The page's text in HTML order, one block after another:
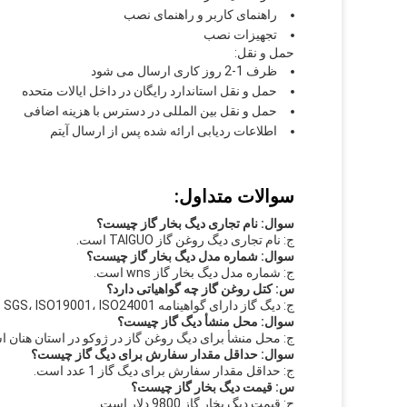
راهنمای کاربر و راهنمای نصب
تجهیزات نصب
حمل و نقل:
ظرف 1-2 روز کاری ارسال می شود
حمل و نقل استاندارد رایگان در داخل ایالات متحده
حمل و نقل بین المللی در دسترس با هزینه اضافی
اطلاعات ردیابی ارائه شده پس از ارسال آیتم
سوالات متداول:
سوال: نام تجاری دیگ بخار گاز چیست؟
ج: نام تجاری دیگ روغن گاز TAIGUO است.
سوال: شماره مدل دیگ بخار گاز چیست؟
ج: شماره مدل دیگ بخار گاز wns است.
س: کتل روغن گاز چه گواهیاتی دارد؟
ج: دیگ گاز دارای گواهینامه CE، EAC، SGS، ISO19001، ISO24001 و ISO45001 است.
سوال: محل منشأ دیگ گاز چیست؟
ج: محل منشأ برای دیگ روغن گاز در ژوکو در استان
سوال: حداقل مقدار سفارش برای دیگ گاز چیست؟
ج: حداقل مقدار سفارش برای دیگ گاز 1 عدد است.
س: قیمت دیگ بخار گاز چیست؟
ج: قیمت دیگ بخار گاز 9800 دلار است.